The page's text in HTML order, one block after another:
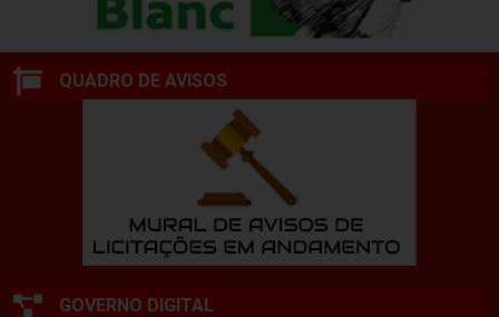
QUADRO DE AVISOS
GOVERNO DIGITAL